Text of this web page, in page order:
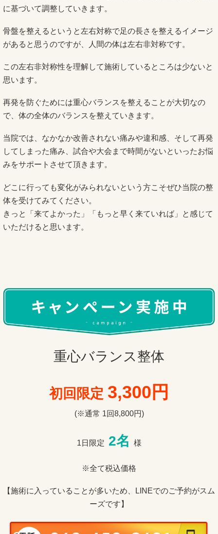
に基づいて調整していきます。
骨盤を整えるというと左右対称で足の長さを整えるイメージ
があると思うのですが、人間の体は左右非対称です。
この左右非対称性を理解して施術しているところは少ないと
思います。
再発を防ぐためには重心バランスを整えることが大切なの
で、体の全体のバランスを整えていきます。
当院では、なかなか改善されない痛みや違和感、そして再発
してしまった痛み、試合や大会まで時間がないといったお悩
みをサポートさせて頂きます。
どこに行っても変化がみられないという方こそぜひ当院の整
体を受けてみてください。
きっと「来てよかった」「もっと早く来ていれば」と感じて
いただけると思います。
重心バランス整体
初回限定 3,300円
(※通常 1回8,800円)
1日限定 2名 様
※全て税込価格
【施術に入っていることが多いため、LINEでのご予約がスム
ーズです】